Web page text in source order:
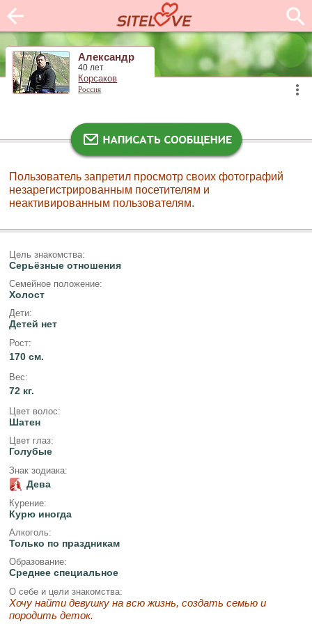
Александр
40 лет
Корсаков
Россия
Пользователь запретил просмотр своих фотографий
незарегистрированным посетителям и
неактивированным пользователям.
Цель знакомства:
Серьёзные отношения
Семейное положение:
Холост
Дети:
Детей нет
Рост:
170 см.
Вес:
72 кг.
Цвет волос:
Шатен
Цвет глаз:
Голубые
Знак зодиака:
Дева
Курение:
Курю иногда
Алкоголь:
Только по праздникам
Образование:
Среднее специальное
О себе и цели знакомства:
Хочу найти девушку на всю жизнь, создать семью и
породить деток.